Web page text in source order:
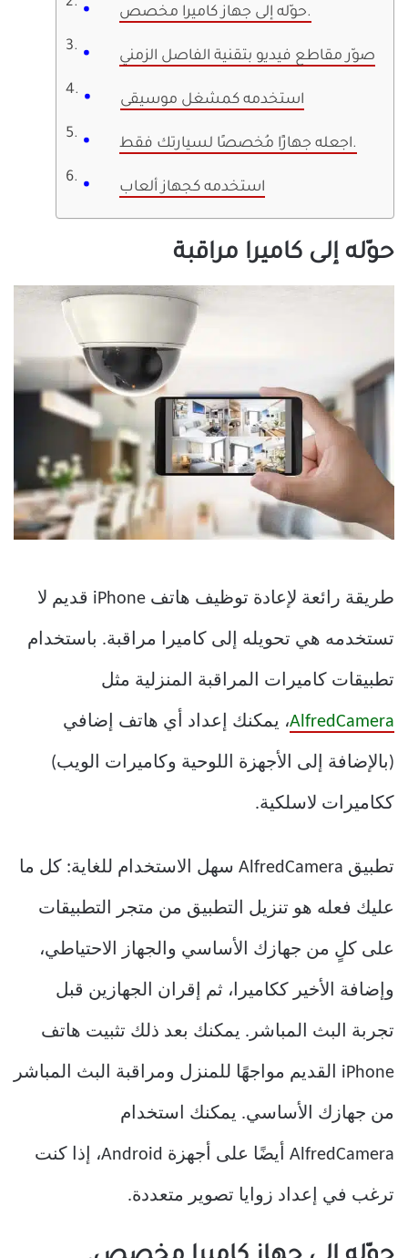
حوّله إلى جهاز كاميرا مخصص.
صوّر مقاطع فيديو بتقنية الفاصل الزمني
استخدمه كمشغل موسيقى
اجعله جهازًا مُخصصًا لسيارتك فقط.
استخدمه كجهاز ألعاب
حوّله إلى كاميرا مراقبة
طريقة رائعة لإعادة توظيف هاتف iPhone قديم لا
تستخدمه هي تحويله إلى كاميرا مراقبة. باستخدام
تطبيقات كاميرات المراقبة المنزلية مثل
AlfredCamera، يمكنك إعداد أي هاتف إضافي
(بالإضافة إلى الأجهزة اللوحية وكاميرات الويب)
ككاميرات لاسلكية.
تطبيق AlfredCamera سهل الاستخدام للغاية: كل ما
عليك فعله هو تنزيل التطبيق من متجر التطبيقات
على كلٍ من جهازك الأساسي والجهاز الاحتياطي،
وإضافة الأخير ككاميرا، ثم إقران الجهازين قبل
تجربة البث المباشر. يمكنك بعد ذلك تثبيت هاتف
iPhone القديم مواجهًا للمنزل ومراقبة البث المباشر
من جهازك الأساسي. يمكنك استخدام
AlfredCamera أيضًا على أجهزة Android، إذا كنت
ترغب في إعداد زوايا تصوير متعددة.